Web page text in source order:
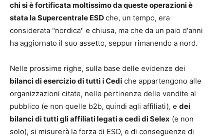
chi si è fortificata moltissimo da queste operazioni è
stata la Supercentrale ESD che, un tempo, era
considerata "nordica" e chiusa, ma che da un paio d'anni
ha aggiornato il suo assetto, seppur rimanendo a nord.
Nelle prossime righe, sulla base delle evidenze dei
bilanci di esercizio di tutti i Cedi che appartengono alle
organizzazioni citate, nelle pertinenze delle vendite al
pubblico (e non quelle b2b, quindi agli affiliati), e dei
bilanci di tutti gli affiliati legati a cedi di Selex (e non
solo), si misurerà la forza di ESD, e di conseguenze di